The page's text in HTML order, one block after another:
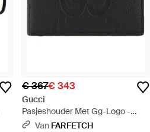
€ 367€ 343
Gucci
Pasjeshouder Met Gg-Logo -
Zwart
Van FARFETCH